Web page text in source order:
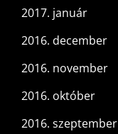
2017. január
2016. december
2016. november
2016. október
2016. szeptember